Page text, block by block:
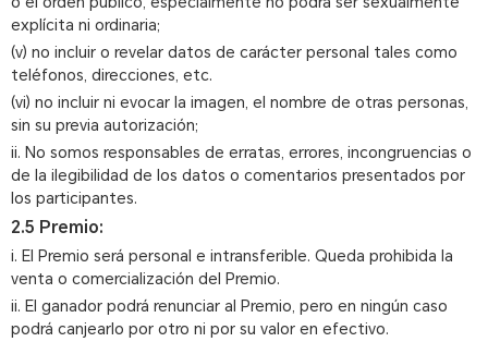
explícita ni ordinaria;
(v) no incluir o revelar datos de carácter personal tales como
teléfonos, direcciones, etc.
(vi) no incluir ni evocar la imagen, el nombre de otras personas,
sin su previa autorización;
ii. No somos responsables de erratas, errores, incongruencias o
de la ilegibilidad de los datos o comentarios presentados por
los participantes.
2.5 Premio:
i. El Premio será personal e intransferible. Queda prohibida la
venta o comercialización del Premio.
ii. El ganador podrá renunciar al Premio, pero en ningún caso
podrá canjearlo por otro ni por su valor en efectivo.